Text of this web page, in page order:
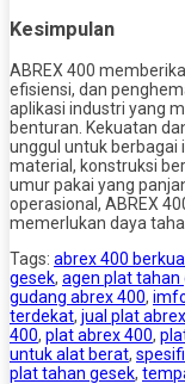
Kesimpulan
ABREX 400
efisiensi, dan
aplikasi industri yang
benturan. Kekuatan
unggul untuk berbagai
material, konstruksi
umur pakai yang
operasional, ABREX
memerlukan daya
Tags: abrex 400
gesek, agen plat tahan
gudang abrex 400,
terdekat, jual plat
400, plat abrex 400,
untuk alat berat,
plat tahan gesek,